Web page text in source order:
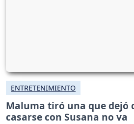
ENTRETENIMIENTO
Maluma tiró una que dejó
casarse con Susana no va